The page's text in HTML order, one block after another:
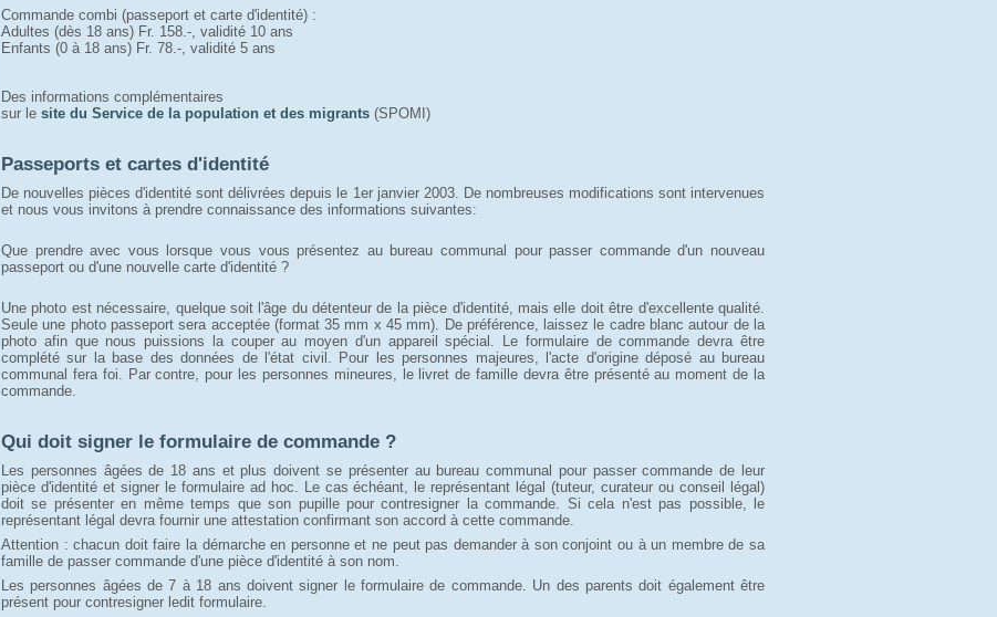
Commande combi (passeport et carte d'identité) :
Adultes (dès 18 ans) Fr. 158.-, validité 10 ans
Enfants (0 à 18 ans) Fr. 78.-, validité 5 ans
Des informations complémentaires
sur le site du Service de la population et des migrants (SPOMI)
Passeports et cartes d'identité
De nouvelles pièces d'identité sont délivrées depuis le 1er janvier 2003. De nombreuses modifications sont intervenues
et nous vous invitons à prendre connaissance des informations suivantes:
Que prendre avec vous lorsque vous vous présentez au bureau communal pour passer commande d'un nouveau
passeport ou d'une nouvelle carte d'identité ?
Une photo est nécessaire, quelque soit l'âge du détenteur de la pièce d'identité, mais elle doit être d'excellente qualité.
Seule une photo passeport sera acceptée (format 35 mm x 45 mm). De préférence, laissez le cadre blanc autour de la
photo afin que nous puissions la couper au moyen d'un appareil spécial. Le formulaire de commande devra être
complété sur la base des données de l'état civil. Pour les personnes majeures, l'acte d'origine déposé au bureau
communal fera foi. Par contre, pour les personnes mineures, le livret de famille devra être présenté au moment de la
commande.
Qui doit signer le formulaire de commande ?
Les personnes âgées de 18 ans et plus doivent se présenter au bureau communal pour passer commande de leur
pièce d'identité et signer le formulaire ad hoc. Le cas échéant, le représentant légal (tuteur, curateur ou conseil légal)
doit se présenter en même temps que son pupille pour contresigner la commande. Si cela n'est pas possible, le
représentant légal devra fournir une attestation confirmant son accord à cette commande.
Attention : chacun doit faire la démarche en personne et ne peut pas demander à son conjoint ou à un membre de sa
famille de passer commande d'une pièce d'identité à son nom.
Les personnes âgées de 7 à 18 ans doivent signer le formulaire de commande. Un des parents doit également être
présent pour contresigner ledit formulaire.